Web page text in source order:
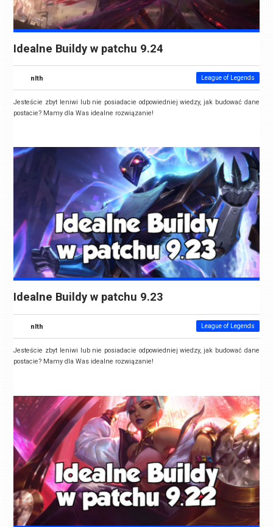
Idealne Buildy w patchu 9.24
nlth League of Legends
Jesteście zbyt leniwi lub nie posiadacie odpowiedniej wiedzy, jak budować dane
postacie? Mamy dla Was idealne rozwiązanie!
Idealne Buildy w patchu 9.23
nlth League of Legends
Jesteście zbyt leniwi lub nie posiadacie odpowiedniej wiedzy, jak budować dane
postacie? Mamy dla Was idealne rozwiązanie!